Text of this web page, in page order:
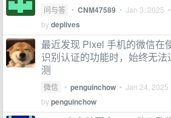
问与答 • CNM47589 • Jan 3, 2025
bydeplives
最近发现 Pixel 手机的微信在
识别认证的功能时，始终无法
测
微信 • penguinchow • Jan 24, 2025
bypenguinchow